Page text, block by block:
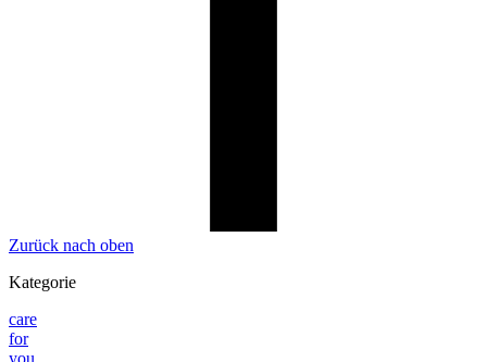
Zurück nach oben
Kategorie
care
for
you